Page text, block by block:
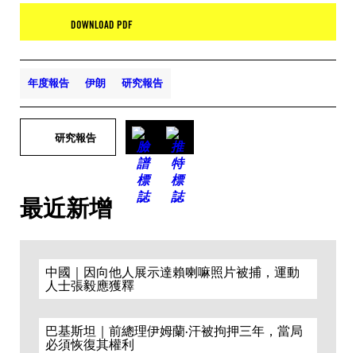
DOWNLOAD PDF
年度報告 伊朗 研究報告
研究報告
最近新增
中國｜因向他人展示達賴喇嘛照片被捕，運動
人士張毅應獲釋
巴基斯坦｜前總理伊姆蘭·汗被拘押三年，當局
必須恢復其權利